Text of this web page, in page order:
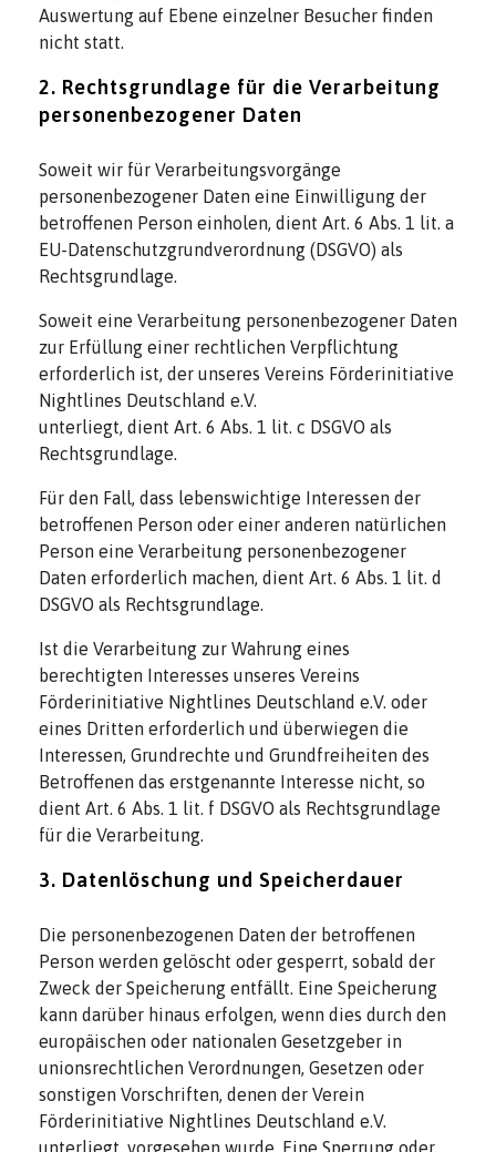
Auswertung auf Ebene einzelner Besucher finden
nicht statt.
2. Rechtsgrundlage für die Verarbeitung
personenbezogener Daten
Soweit wir für Verarbeitungsvorgänge
personenbezogener Daten eine Einwilligung der
betroffenen Person einholen, dient Art. 6 Abs. 1 lit. a
EU-Datenschutzgrundverordnung (DSGVO) als
Rechtsgrundlage.
Soweit eine Verarbeitung personenbezogener Daten
zur Erfüllung einer rechtlichen Verpflichtung
erforderlich ist, der unseres Vereins Förderinitiative
Nightlines Deutschland e.V.
unterliegt, dient Art. 6 Abs. 1 lit. c DSGVO als
Rechtsgrundlage.
Für den Fall, dass lebenswichtige Interessen der
betroffenen Person oder einer anderen natürlichen
Person eine Verarbeitung personenbezogener
Daten erforderlich machen, dient Art. 6 Abs. 1 lit. d
DSGVO als Rechtsgrundlage.
Ist die Verarbeitung zur Wahrung eines
berechtigten Interesses unseres Vereins
Förderinitiative Nightlines Deutschland e.V. oder
eines Dritten erforderlich und überwiegen die
Interessen, Grundrechte und Grundfreiheiten des
Betroffenen das erstgenannte Interesse nicht, so
dient Art. 6 Abs. 1 lit. f DSGVO als Rechtsgrundlage
für die Verarbeitung.
3. Datenlöschung und Speicherdauer
Die personenbezogenen Daten der betroffenen
Person werden gelöscht oder gesperrt, sobald der
Zweck der Speicherung entfällt. Eine Speicherung
kann darüber hinaus erfolgen, wenn dies durch den
europäischen oder nationalen Gesetzgeber in
unionsrechtlichen Verordnungen, Gesetzen oder
sonstigen Vorschriften, denen der Verein
Förderinitiative Nightlines Deutschland e.V.
unterliegt, vorgesehen wurde. Eine Sperrung oder